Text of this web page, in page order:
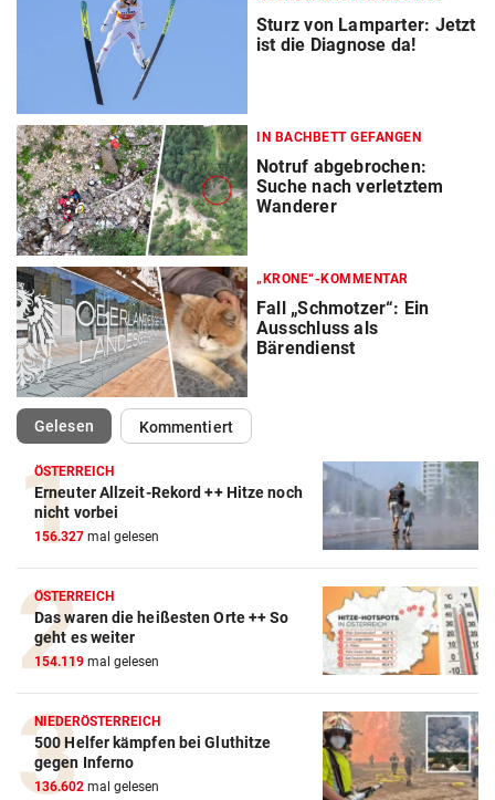
Sturz von Lamparter: Jetzt
ist die Diagnose da!
IN BACHBETT GEFANGEN
Notruf abgebrochen:
Suche nach verletztem
Wanderer
„KRONE“-KOMMENTAR
Fall „Schmotzer“: Ein
Ausschluss als
Bärendienst
Gelesen(ausgewählt)Kommentiert
ÖSTERREICH
Erneuter Allzeit-Rekord ++ Hitze noch
nicht vorbei
156.327 mal gelesen
ÖSTERREICH
Das waren die heißesten Orte ++ So
geht es weiter
154.119 mal gelesen
NIEDERÖSTERREICH
500 Helfer kämpfen bei Gluthitze
gegen Inferno
136.602 mal gelesen